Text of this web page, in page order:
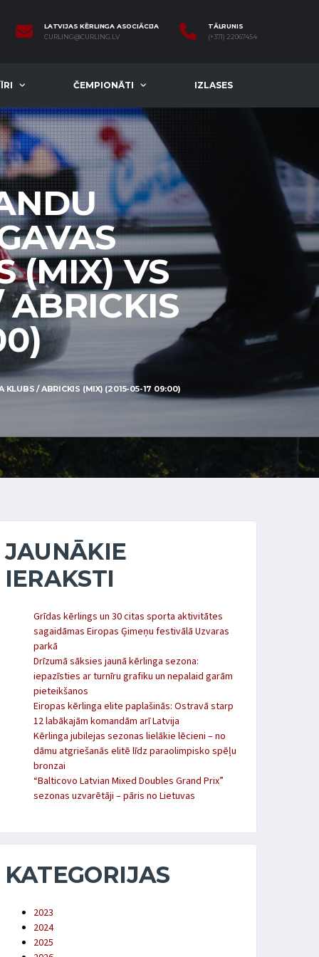
LATVIJAS KĒRLINGA ASOCIĀCIJA
CURLING@CURLING.LV
TĀLRUNIS
(+371) 22067454
ČEMPIONĀTI IZLASES
(MIX) VS
ABRICKIS
KLUBS / ABRICKIS (MIX) (2015-05-17 09:00)
JAUNĀKIE
IERAKSTI
Grīdas kērlings un 30 citas sporta aktivitātes
sagaidāmas Eiropas Ģimeņu festivālā Uzvaras
parkā
Drīzumā sāksies jaunā kērlinga sezona:
iepazīsties ar turnīru grafiku un nepalaid garām
pieteikšanos
Eiropas kērlinga elite paplašinās: Ostravā starp
12 labākajām komandām arī Latvija
Kērlinga jubilejas sezonas lielākie lēcieni – no
dāmu atgriešanās elitē līdz paraolimpisko spēļu
bronzai
“Balticovo Latvian Mixed Doubles Grand Prix”
sezonas uzvarētāji – pāris no Lietuvas
KATEGORIJAS
2023
2024
2025